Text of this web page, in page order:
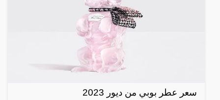
سعر عطر بوبي من ديور 2023